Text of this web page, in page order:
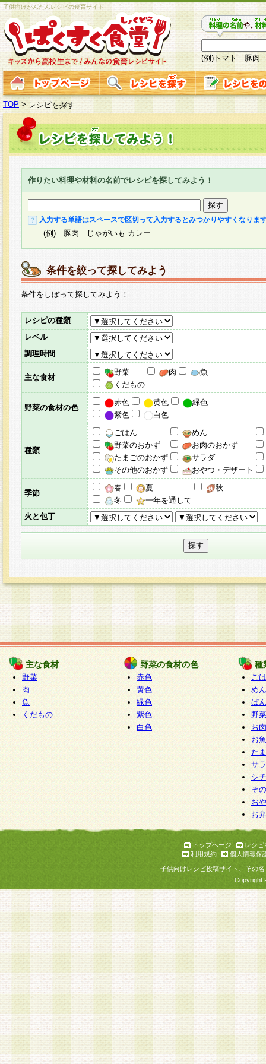
子供向けかんたんレシピの食育サイト
(例)トマト 豚肉
TOP > レシピを探す
作りたい料理や材料の名前でレシピを探してみよう！
入力する単語はスペースで区切って入力するとみつかりやすくなりま
(例) 豚肉 じゃがいも カレー
条件を絞って探してみよう
条件をしぼって探してみよう！
レシピの種類
レベル
調理時間
主な食材
野菜 肉
魚
くだもの
野菜の食材の色
赤色 黄色
緑色
紫色
白色
種類
ごはん
めん
野菜のおかず
お肉のおかず
たまごのおかず
サラダ
その他のおかず
おやつ・デザート
季節
春 夏
秋
冬
一年を通して
火と包丁
主な食材
野菜
肉
魚
くだもの
野菜の食材の色
赤色
黄色
緑色
紫色
白色
種
ご
めん
ぱん
野
お
お
た
サ
シ
そ
お
お
トップページ
レシピ
利用規約
個人情報保
子供向けレシピ投稿サイト、その
Copyright